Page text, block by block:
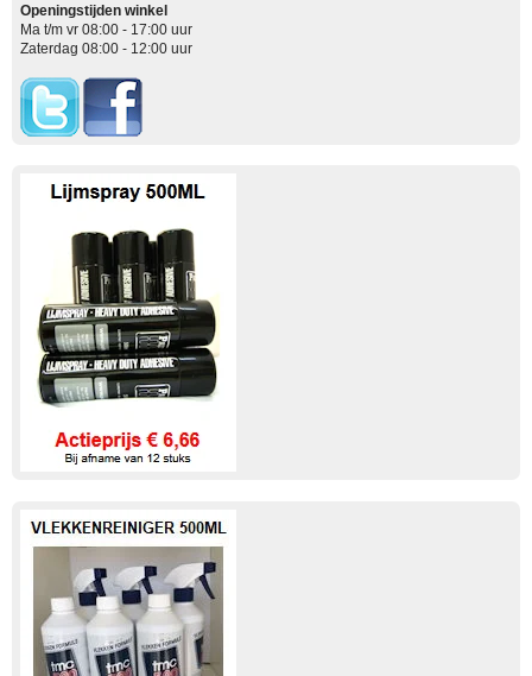
Openingstijden winkel
Ma t/m vr 08:00 - 17:00 uur
Zaterdag 08:00 - 12:00 uur